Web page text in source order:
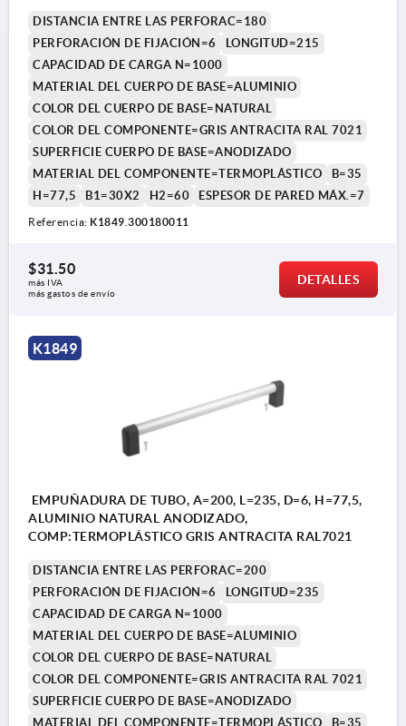
DISTANCIA ENTRE LAS PERFORAC=180
PERFORACIÓN DE FIJACIÓN=6
LONGITUD=215
CAPACIDAD DE CARGA N=1000
MATERIAL DEL CUERPO DE BASE=ALUMINIO
COLOR DEL CUERPO DE BASE=NATURAL
COLOR DEL COMPONENTE=GRIS ANTRACITA RAL 7021
SUPERFICIE CUERPO DE BASE=ANODIZADO
MATERIAL DEL COMPONENTE=TERMOPLÁSTICO
B=35
H=77,5
B1=30X2 H2=60 ESPESOR DE PARED MÁX.=7
Referencia: K1849.300180011
$31.50
más IVA
más gastos de envío
DETALLES
K1849
EMPUÑADURA DE TUBO, A=200, L=235, D=6, H=77,5,
ALUMINIO NATURAL ANODIZADO,
COMP:TERMOPLÁSTICO GRIS ANTRACITA RAL7021
DISTANCIA ENTRE LAS PERFORAC=200
PERFORACIÓN DE FIJACIÓN=6
LONGITUD=235
CAPACIDAD DE CARGA N=1000
MATERIAL DEL CUERPO DE BASE=ALUMINIO
COLOR DEL CUERPO DE BASE=NATURAL
COLOR DEL COMPONENTE=GRIS ANTRACITA RAL 7021
SUPERFICIE CUERPO DE BASE=ANODIZADO
MATERIAL DEL COMPONENTE=TERMOPLÁSTICO
B=35